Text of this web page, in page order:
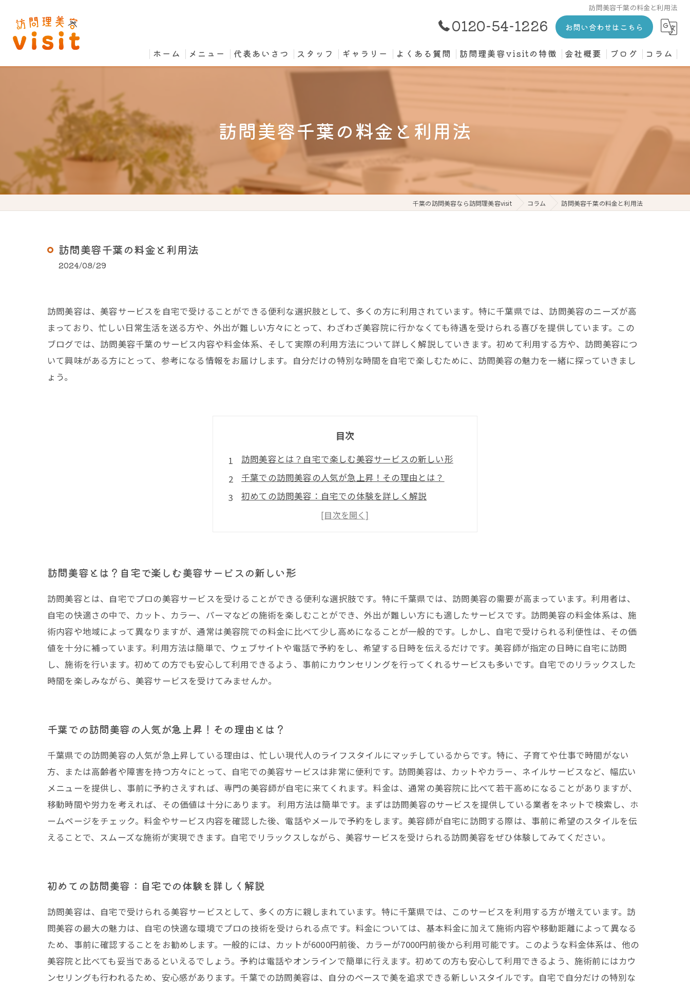
訪問美容千葉の料金と利用法
0120-54-1226 お問い合わせはこちら
ホーム メニュー 代表あいさつ スタッフ ギャラリー よくある質問 訪問理美容visitの特徴
高齢者
寝たきり
個人宅
会社概要 ブログ コラム
訪問美容千葉の料金と利用法
千葉の訪問美容なら訪問理美容visit コラム 訪問美容千葉の料金と利用法
訪問美容千葉の料金と利用法
2024/08/29
訪問美容は、美容サービスを自宅で受けることができる便利な選択肢として、多くの方に利用されています。特に千葉県では、訪問美容のニーズが高
まっており、忙しい日常生活を送る方や、外出が難しい方々にとって、わざわざ美容院に行かなくても待遇を受けられる喜びを提供しています。この
ブログでは、訪問美容千葉のサービス内容や料金体系、そして実際の利用方法について詳しく解説していきます。初めて利用する方や、訪問美容につ
いて興味がある方にとって、参考になる情報をお届けします。自分だけの特別な時間を自宅で楽しむために、訪問美容の魅力を一緒に探っていきまし
ょう。
目次
訪問美容とは？自宅で楽しむ美容サービスの新しい形
千葉での訪問美容の人気が急上昇！その理由とは？
初めての訪問美容：自宅での体験を詳しく解説
訪問美容の料金体系を徹底分析！料金を知って安心利用
あなたも試してみて！訪問美容で変わる日常生活
訪問美容とは？自宅で楽しむ美容サービスの新しい形
訪問美容とは、自宅でプロの美容サービスを受けることができる便利な選択肢です。特に千葉県では、訪問美容の需要が高まっています。利用者は、
自宅の快適さの中で、カット、カラー、パーマなどの施術を楽しむことができ、外出が難しい方にも適したサービスです。訪問美容の料金体系は、施
術内容や地域によって異なりますが、通常は美容院での料金に比べて少し高めになることが一般的です。しかし、自宅で受けられる利便性は、その価
値を十分に補っています。利用方法は簡単で、ウェブサイトや電話で予約をし、希望する日時を伝えるだけです。美容師が指定の日時に自宅に訪問
し、施術を行います。初めての方でも安心して利用できるよう、事前にカウンセリングを行ってくれるサービスも多いです。自宅でのリラックスした
時間を楽しみながら、美容サービスを受けてみませんか。
千葉での訪問美容の人気が急上昇！その理由とは？
千葉県での訪問美容の人気が急上昇している理由は、忙しい現代人のライフスタイルにマッチしているからです。特に、子育てや仕事で時間がない
方、または高齢者や障害を持つ方々にとって、自宅での美容サービスは非常に便利です。訪問美容は、カットやカラー、ネイルサービスなど、幅広い
メニューを提供し、事前に予約さえすれば、専門の美容師が自宅に来てくれます。料金は、通常の美容院に比べて若干高めになることがありますが、
移動時間や労力を考えれば、その価値は十分にあります。 利用方法は簡単です。まずは訪問美容のサービスを提供している業者をネットで検索し、ホ
ームページをチェック。料金やサービス内容を確認した後、電話やメールで予約をします。美容師が自宅に訪問する際は、事前に希望のスタイルを伝
えることで、スムーズな施術が実現できます。自宅でリラックスしながら、美容サービスを受けられる訪問美容をぜひ体験してみてください。
初めての訪問美容：自宅での体験を詳しく解説
訪問美容は、自宅で受けられる美容サービスとして、多くの方に親しまれています。特に千葉県では、このサービスを利用する方が増えています。訪
問美容の最大の魅力は、自宅の快適な環境でプロの技術を受けられる点です。料金については、基本料金に加えて施術内容や移動距離によって異なる
ため、事前に確認することをお勧めします。一般的には、カットが6000円前後、カラーが7000円前後から利用可能です。このような料金体系は、他の
美容院と比べても妥当であるといえるでしょう。予約は電話やオンラインで簡単に行えます。初めての方も安心して利用できるよう、施術前にはカウ
ンセリングも行われるため、安心感があります。千葉での訪問美容は、自分のペースで美を追求できる新しいスタイルです。自宅で自分だけの特別な